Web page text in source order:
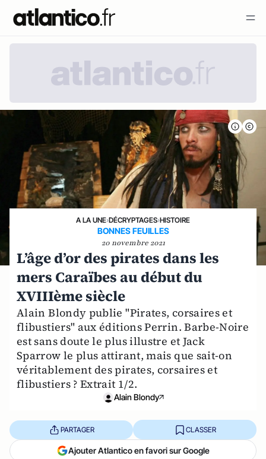
A LA UNE›DÉCRYPTAGES›HISTOIRE
BONNES FEUILLES
20 novembre 2021
L’âge d’or des pirates dans les
mers Caraïbes au début du
XVIIIème siècle
Alain Blondy publie "Pirates, corsaires et
flibustiers" aux éditions Perrin. Barbe-Noire
est sans doute le plus illustre et Jack
Sparrow le plus attirant, mais que sait-on
véritablement des pirates, corsaires et
flibustiers ? Extrait 1/2.
Alain Blondy
PARTAGER CLASSER
Ajouter Atlantico en favori sur Google